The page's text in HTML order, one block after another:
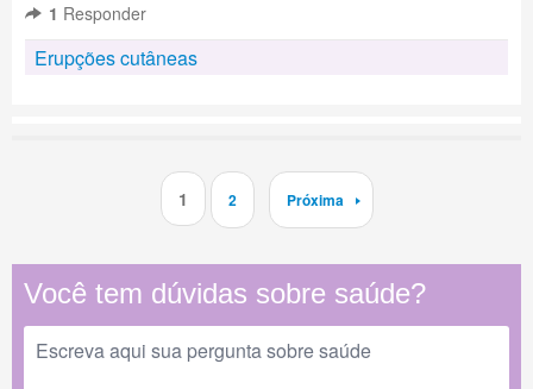
1 Responder
Erupções cutâneas
1 2 Próxima
Você tem dúvidas sobre saúde?